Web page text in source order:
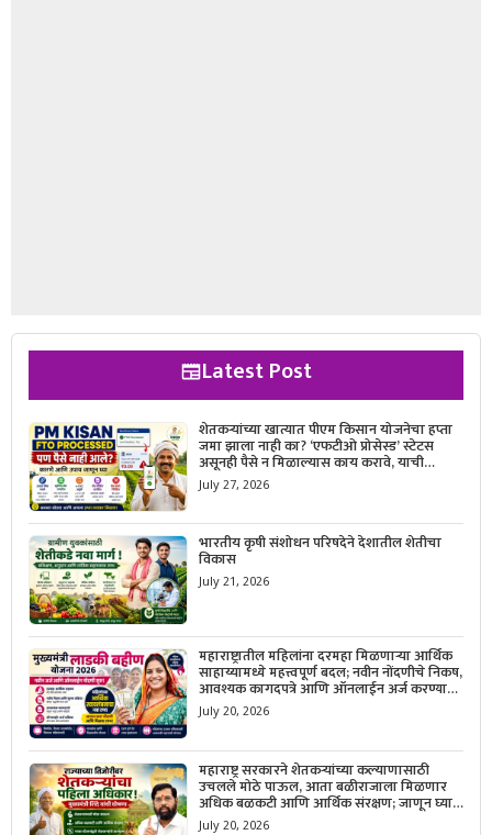
Latest Post
शेतकऱ्यांच्या खात्यात पीएम किसान योजनेचा हप्ता
जमा झाला नाही का? ‘एफटीओ प्रोसेस्ड’ स्टेटस
असूनही पैसे न मिळाल्यास काय करावे, याची
सविस्तर माहिती जाणून घ्या.
July 27, 2026
भारतीय कृषी संशोधन परिषदेने देशातील शेतीचा
विकास
July 21, 2026
महाराष्ट्रातील महिलांना दरमहा मिळणाऱ्या आर्थिक
साहाय्यामध्ये महत्त्वपूर्ण बदल; नवीन नोंदणीचे निकष,
आवश्यक कागदपत्रे आणि ऑनलाईन अर्ज करण्याची
सोपी प्रक्रिया जाणून घ्या.
July 20, 2026
महाराष्ट्र सरकारने शेतकऱ्यांच्या कल्याणासाठी
उचलले मोठे पाऊल, आता बळीराजाला मिळणार
अधिक बळकटी आणि आर्थिक संरक्षण; जाणून घ्या
सरकारचा नवा संकल्प.
July 20, 2026